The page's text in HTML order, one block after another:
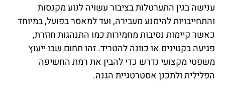
ענישה בגין התערטלות בציבור עשויה לנוע מקנסות
והתחייבויות להימנע מעבירה, ועד למאסר בפועל, במיוחד
כאשר קיימות נסיבות מחמירות כמו התנהגות חוזרת,
פגיעה בקטינים או כוונה להטריד. זהו תחום שבו ייעוץ
משפטי מקצועי נדרש כדי להבין את רמת החשיפה
הפלילית ולתכנן אסטרטגיית הגנה.